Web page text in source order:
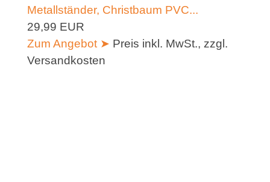
Metallständer, Christbaum PVC...
29,99 EUR
Zum Angebot ➤ Preis inkl. MwSt., zzgl.
Versandkosten